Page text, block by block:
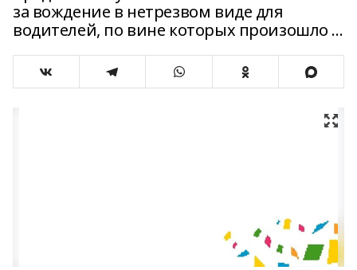
за вождение в нетрезвом виде для
водителей, по вине которых произошло ...